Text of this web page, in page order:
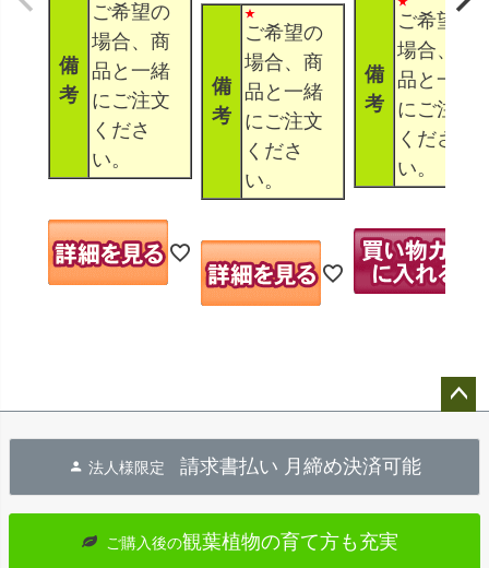
備
考
ご希望の
場合、商
品と一緒
にご注文
くださ
い。
備
考
ご希望の
場合、商
品と一緒
にご注文
くださ
い。
備
考
ご希望の
場合、商
品と一緒
にご注文
くださ
い。
へ
法人様限定 請求書払い 月締め決済可能
ご購入後の観葉植物の育て方も充実